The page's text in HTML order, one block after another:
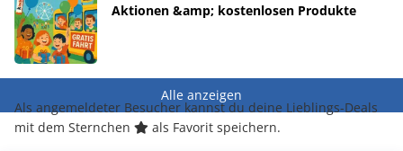
Aktionen &amp; kostenlosen Produkte
Alle anzeigen
Als angemeldeter Besucher kannst du deine Lieblings-Deals
mit dem Sternchen
als Favorit speichern.